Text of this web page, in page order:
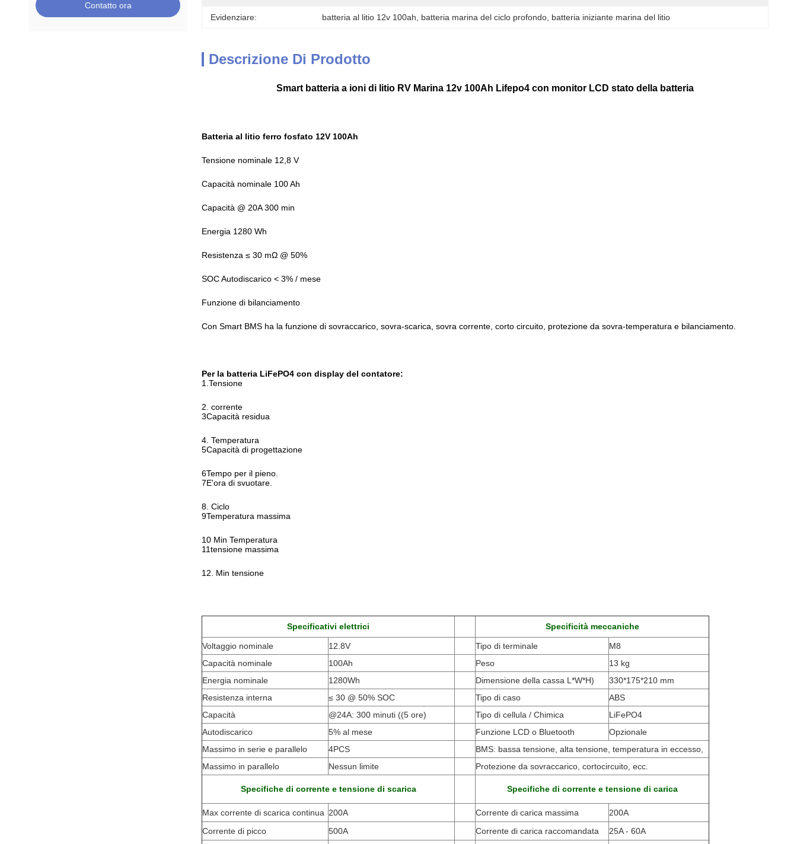
Contatto ora
Evidenziare: batteria al litio 12v 100ah, batteria marina del ciclo profondo, batteria iniziante marina del litio
Descrizione Di Prodotto
Smart batteria a ioni di litio RV Marina 12v 100Ah Lifepo4 con monitor LCD stato della batteria
Batteria al litio ferro fosfato 12V 100Ah
Tensione nominale 12,8 V
Capacità nominale 100 Ah
Capacità @ 20A 300 min
Energia 1280 Wh
Resistenza ≤ 30 mΩ @ 50%
SOC Autodiscarico < 3% / mese
Funzione di bilanciamento
Con Smart BMS ha la funzione di sovraccarico, sovra-scarica, sovra corrente, corto circuito, protezione da sovra-temperatura e bilanciamento.
Per la batteria LiFePO4 con display del contatore:
1.Tensione
2. corrente
3Capacità residua
4. Temperatura
5Capacità di progettazione
6Tempo per il pieno.
7E'ora di svuotare.
8. Ciclo
9Temperatura massima
10 Min Temperatura
11tensione massima
12. Min tensione
Specificativi elettrici Specificità meccaniche
Voltaggio nominale 12.8V Tipo di terminale
M8
Capacità nominale
100Ah Peso
13 kg
Energia nominale
1280Wh Dimensione della cassa L*W*H)
330*175*210 mm
Resistenza interna
≤ 30 @ 50% SOC Tipo di caso
ABS
Capacità
@24A: 300 minuti ((5 ore) Tipo di cellula / Chimica
LiFePO4
Autodiscarico
5% al mese Funzione LCD o Bluetooth
Opzionale
Massimo in serie e parallelo
4PCS
BMS: bassa tensione, alta tensione, temperatura in eccesso,
Massimo in parallelo
Nessun limite Protezione da sovraccarico, cortocircuito, ecc.
Specifiche di corrente e tensione di scarica Specifiche di corrente e tensione di carica
Max corrente di scarica continua 200A Corrente di carica massima
200A
Corrente di picco
500A Corrente di carica raccomandata
25A - 60A